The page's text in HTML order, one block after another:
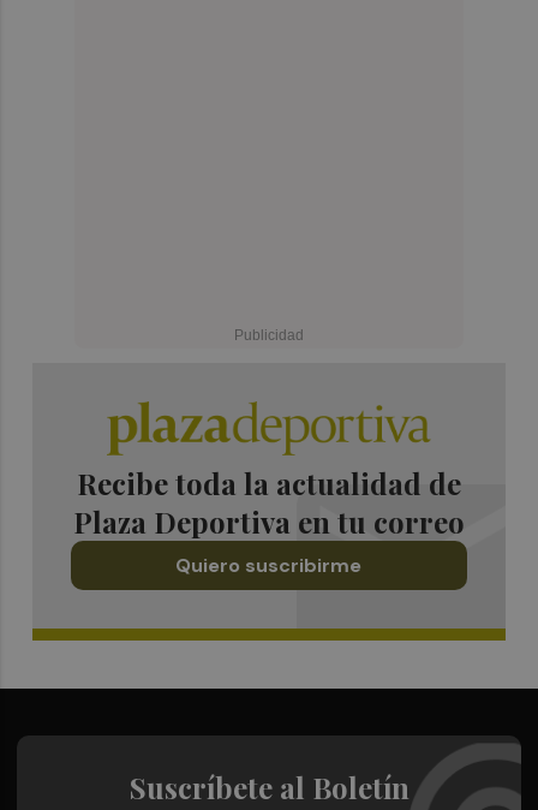
Recibe toda la actualidad de
Plaza Deportiva en tu correo
Quiero suscribirme
Suscríbete al Boletín